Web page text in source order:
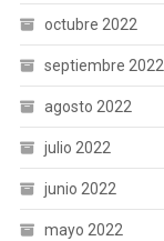
octubre 2022
septiembre 2022
agosto 2022
julio 2022
junio 2022
mayo 2022